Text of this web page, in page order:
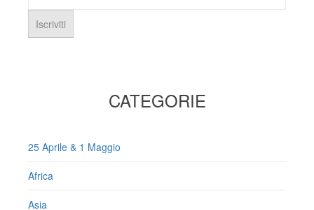
CATEGORIE
25 Aprile & 1 Maggio
Africa
Asia